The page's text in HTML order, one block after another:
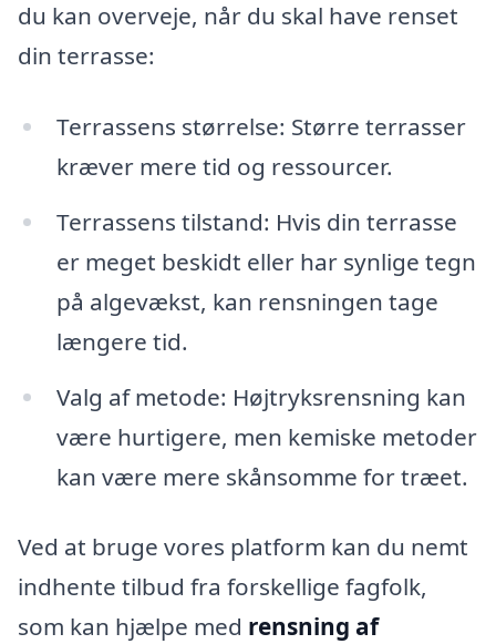
du kan overveje, når du skal have renset
din terrasse:
Terrassens størrelse: Større terrasser
kræver mere tid og ressourcer.
Terrassens tilstand: Hvis din terrasse
er meget beskidt eller har synlige tegn
på algevækst, kan rensningen tage
længere tid.
Valg af metode: Højtryksrensning kan
være hurtigere, men kemiske metoder
kan være mere skånsomme for træet.
Ved at bruge vores platform kan du nemt
indhente tilbud fra forskellige fagfolk,
som kan hjælpe med rensning af